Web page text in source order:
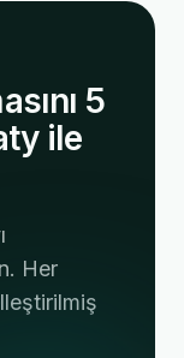
5
ile
Her